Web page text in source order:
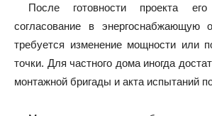
После готовности проекта
согласование в энергоснабжающую
требуется изменение мощности или
точки. Для частного дома иногда
монтажной бригады и акта испытаний